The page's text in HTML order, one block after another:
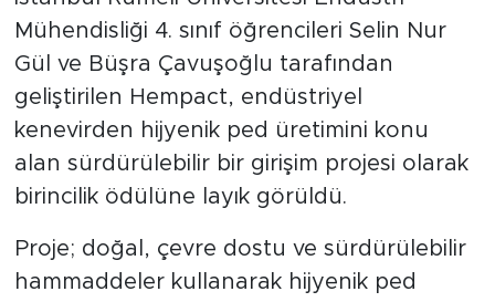
Mühendisliği 4. sınıf öğrencileri Selin Nur
Gül ve Büşra Çavuşoğlu tarafından
geliştirilen Hempact, endüstriyel
kenevirden hijyenik ped üretimini konu
alan sürdürülebilir bir girişim projesi olarak
birincilik ödülüne layık görüldü.
Proje; doğal, çevre dostu ve sürdürülebilir
hammaddeler kullanarak hijyenik ped